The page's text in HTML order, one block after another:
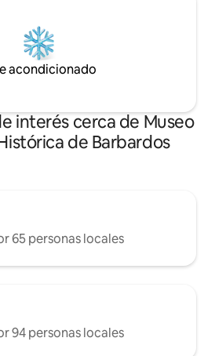
acondicionado
interés cerca de Museo
de Barbardos
65 personas locales
94 personas locales